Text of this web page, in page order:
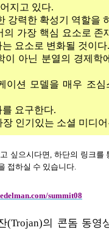
지고 있다.
강력한 확성기 역할을
의 가장 핵심 요소로 존
요소로 변화될 것이다.
이 아닌 분열의 경제학
이션 모델을 매우 조심
요구한다.
인기있는 소셜 미디
싶으시다면
하단의 링크를
접하실 수 있습니다
summit08
(Trojan)의 콘돔 동영